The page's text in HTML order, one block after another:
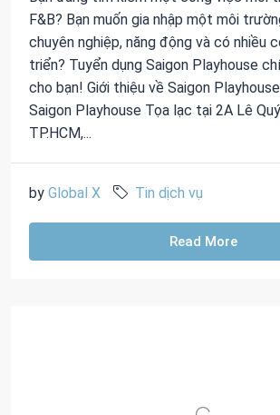
F&B? Bạn muốn gia nhập một môi
chuyên nghiệp, năng động và có nhiều
triển? Tuyển dụng Saigon Playhouse
cho bạn! Giới thiệu về Saigon
Saigon Playhouse Tọa lạc tại 2A Lê
TP.HCM,...
by Global X Tin dịch vụ
Read More